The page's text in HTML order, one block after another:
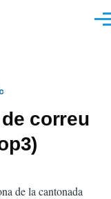
correu
de la cantonada